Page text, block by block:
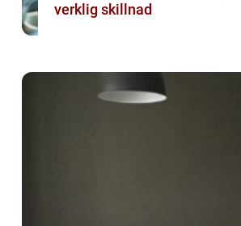
verklig skillnad